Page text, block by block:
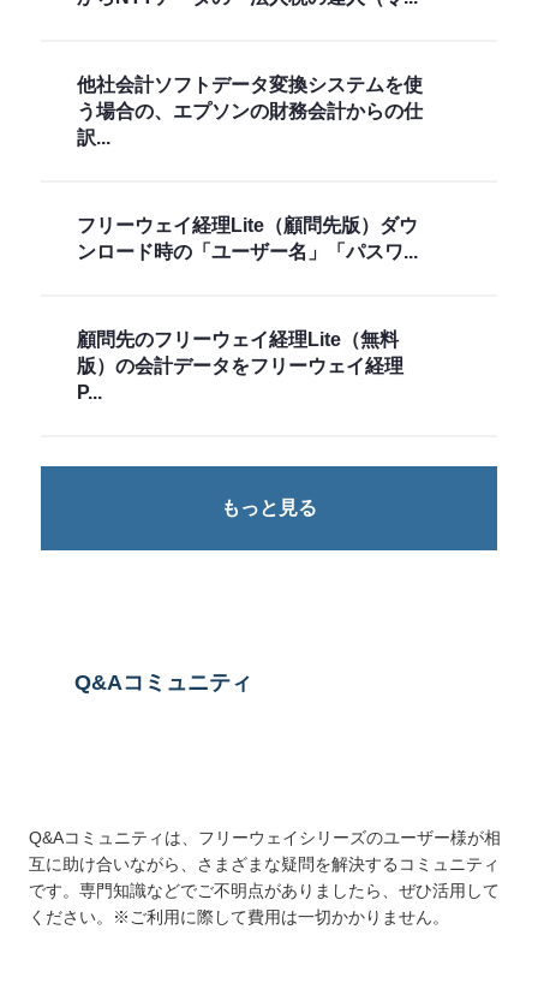
他社会計ソフトデータ変換システムを使
う場合の、エプソンの財務会計からの仕
訳...
フリーウェイ経理Lite（顧問先版）ダウ
ンロード時の「ユーザー名」「パスワ...
顧問先のフリーウェイ経理Lite（無料
版）の会計データをフリーウェイ経理
P...
もっと見る
Q&Aコミュニティ
Q&Aコミュニティは、フリーウェイシリーズのユーザー様が相
互に助け合いながら、さまざまな疑問を解決するコミュニティ
です。専門知識などでご不明点がありましたら、ぜひ活用して
ください。※ご利用に際して費用は一切かかりません。